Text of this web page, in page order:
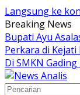
Langsung ke
Breaking News
Bupati Ayu
Perkara di
Di SMKN Gading